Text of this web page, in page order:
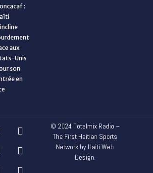
:
aux
Unis
son
en
© 2024 Totalmix Radio –
The First Haitian Sports
Network by Haiti Web
Design.